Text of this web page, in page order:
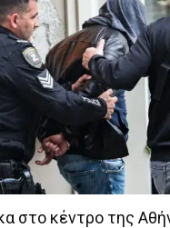
στο κέντρο της